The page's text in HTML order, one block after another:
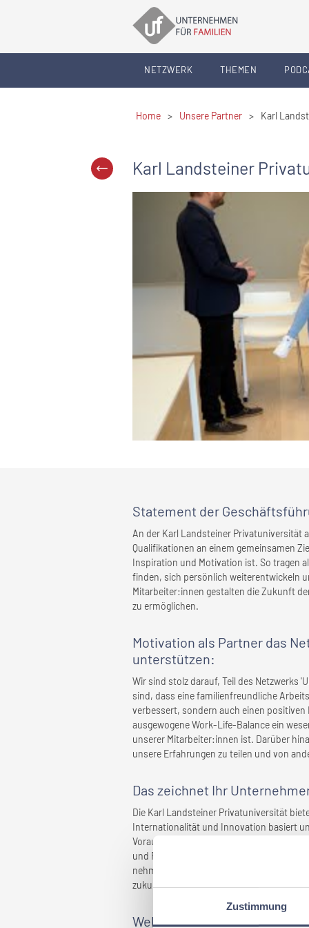
Zustimmung
NETZWERK THEMEN
Home > Unsere Partner > Karl
Karl Landsteiner
Statement der
An der Karl Landsteiner Privatuniversität
Qualifikationen an einem gemeinsamen
Inspiration und Motivation ist. So tragen
finden, sich persönlich weiterentwickeln
Mitarbeiter:innen gestalten die Zukunft
zu ermöglichen.
Motivation als Partner das
unterstützen:
Wir sind stolz darauf, Teil des Netzwerks
sind, dass eine familienfreundliche
verbessert, sondern auch einen positiven
ausgewogene Work-Life-Balance ein
unserer Mitarbeiter:innen ist. Darüber
unsere Erfahrungen zu teilen und von
Das zeichnet Ihr
Die Karl Landsteiner Privatuniversität
Internationalität und Innovation basiert
Voraussetzungen für ihre persönliche
und Forschung streben wir kontinuierlich
nehmen unsere Mitarbeiter:innen und
zukunftsorientiertes Arbeitsumfeld.
Welche Maßnahmen wurden